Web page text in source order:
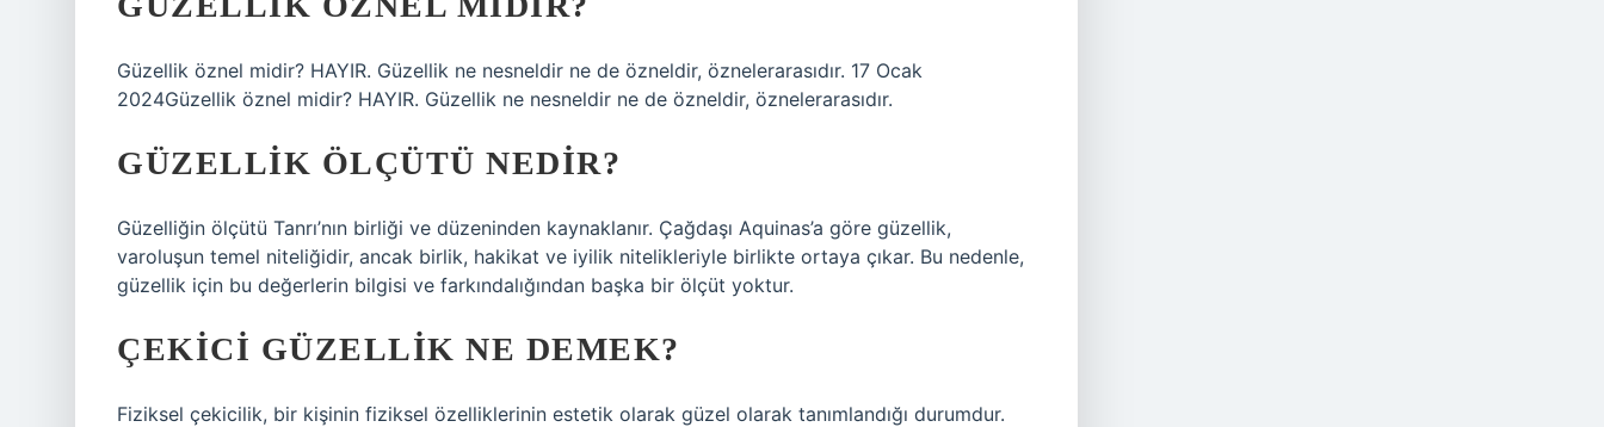
Güzellik öznel midir? HAYIR. Güzellik ne nesneldir ne de özneldir, öznelerarasıdır. 17 Ocak
2024Güzellik öznel midir? HAYIR. Güzellik ne nesneldir ne de özneldir, öznelerarasıdır.
GÜZELLIK ÖLÇÜTÜ NEDIR?
Güzelliğin ölçütü Tanrı’nın birliği ve düzeninden kaynaklanır. Çağdaşı Aquinas’a göre güzellik,
varoluşun temel niteliğidir, ancak birlik, hakikat ve iyilik nitelikleriyle birlikte ortaya çıkar. Bu nedenle,
güzellik için bu değerlerin bilgisi ve farkındalığından başka bir ölçüt yoktur.
ÇEKICI GÜZELLIK NE DEMEK?
Fiziksel çekicilik, bir kişinin fiziksel özelliklerinin estetik olarak güzel olarak tanımlandığı durumdur.